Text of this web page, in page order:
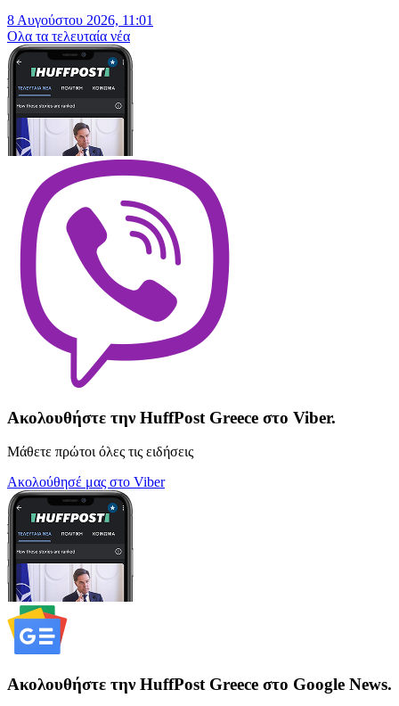
8 Αυγούστου 2026, 11:01
Oλα τα τελευταία νέα
Ακολουθήστε την HuffPost Greece στο Viber.
Μάθετε πρώτοι όλες τις ειδήσεις
Ακολούθησέ μας στο Viber
Ακολουθήστε την HuffPost Greece στο Google News.